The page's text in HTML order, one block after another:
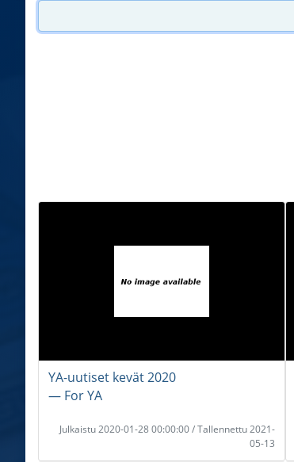
YA-uutiset kevät 2020
― For YA
Julkaistu 2020-01-28 00:00:00 / Tallennettu 2021-
05-13